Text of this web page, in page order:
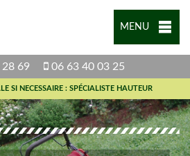
MENU
28 69 06 63 40 03 25
SI NECESSAIRE : SPÉCIALISTE HAUTEUR